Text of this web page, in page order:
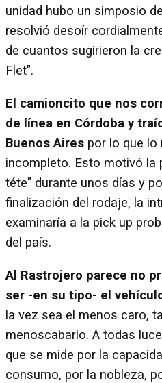
unidad hubo un simposio
resolvió desoír
de cuantos sugirieron la
Flet".
El camioncito que nos
de línea en Córdoba y
Buenos Aires por lo que lo
incompleto. Esto motivó la
téte" durante unos días y
finalización del rodaje, la
examinaría a la pick up
del país.
Al Rastrojero parece no
ser -en su tipo- el
la vez sea el menos caro,
menoscabarlo. A todas
que se mide por la
consumo, por la nobleza,